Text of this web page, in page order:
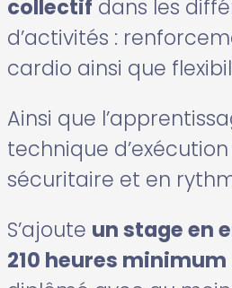
collectif dans les
d’activités :
cardio ainsi que
Ainsi que
technique
sécuritaire et en
S’ajoute un stage en
210 heures minimum